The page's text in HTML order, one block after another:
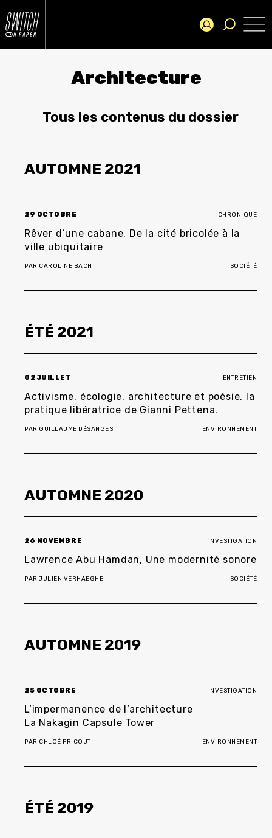
Architecture
Tous les contenus du dossier
AUTOMNE 2021
29 OCTOBRE CHRONIQUE
Rêver d’une cabane. De la cité bricolée à la
ville ubiquitaire
PAR CAROLINE BACH SOCIÉTÉ
ÉTÉ 2021
02 JUILLET ENTRETIEN
Activisme, écologie, architecture et poésie, la
pratique libératrice de Gianni Pettena.
PAR GUILLAUME DÉSANGES ENVIRONNEMENT
AUTOMNE 2020
26 NOVEMBRE INVESTIGATION
Lawrence Abu Hamdan, Une modernité sonore
PAR JULIEN VERHAEGHE SOCIÉTÉ
AUTOMNE 2019
25 OCTOBRE INVESTIGATION
L’impermanence de l’architecture
La Nakagin Capsule Tower
PAR CHLOÉ FRICOUT ENVIRONNEMENT
ÉTÉ 2019